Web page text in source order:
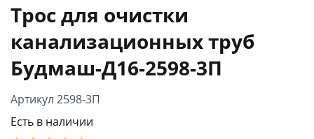
Трос для очистки
канализационных труб
Будмаш-Д16-2598-3П
Артикул 2598-3П
Есть в наличии